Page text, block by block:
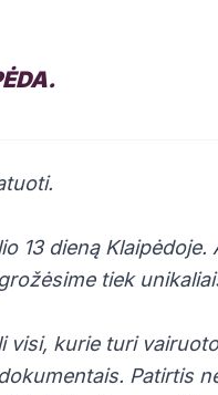
13 dieną
tiek
visi, kurie turi
Patirtis